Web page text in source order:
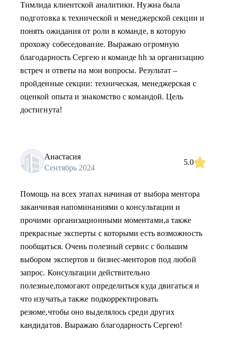
Тимлида клиентской аналитики. Нужна была
подготовка к технической и менеджерской секции и
понять ожидания от роли в команде, в которую
прохожу собеседование. Выражаю огромную
благодарность Сергею и команде hh за организацию
встреч и ответы на мои вопросы. Результат –
пройденные секции: техническая, менеджерская с
оценкой опыта и знакомство с командой. Цель
достигнута!
Анастасия
Сентябрь 2024
5.0
Помощь на всех этапах начиная от выбора ментора
заканчивая напоминаниями о консультации и
прочими организационными моментами,а также
прекрасные эксперты с которыми есть возможность
пообщаться. Очень полезный сервис с большим
выбором экспертов и бизнес-менторов под любой
запрос. Консультации действительно
полезные,помогают определиться куда двигаться и
что изучать,а также подкорректировать
резюме,чтобы оно выделялось среди других
кандидатов. Выражаю благодарность Сергею!